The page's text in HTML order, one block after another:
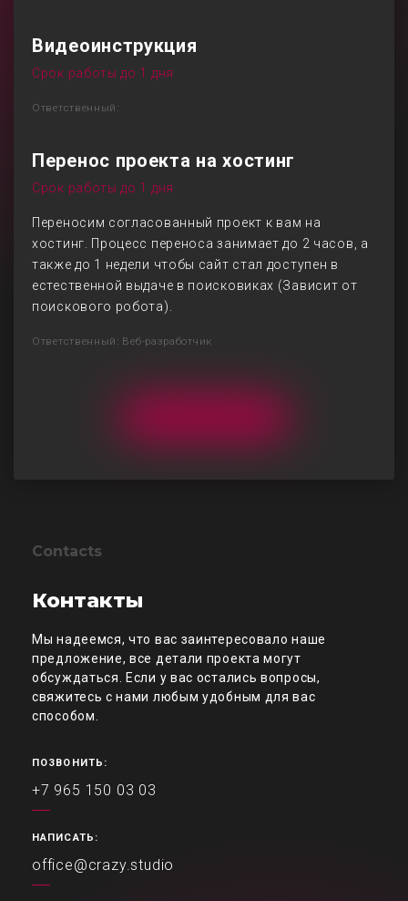
Видеоинструкция
Срок работы до 1 дня
Ответственный:
Перенос проекта на хостинг
Срок работы до 1 дня
Переносим согласованный проект к вам на
хостинг. Процесс переноса занимает до 2 часов, а
также до 1 недели чтобы сайт стал доступен в
естественной выдаче в поисковиках (Зависит от
поискового робота).
Ответственный: Веб-разработчик
Contacts
Контакты
Мы надеемся, что вас заинтересовало наше
предложение, все детали проекта могут
обсуждаться. Если у вас остались вопросы,
свяжитесь с нами любым удобным для вас
способом.
ПОЗВОНИТЬ:
+7 965 150 03 03
НАПИСАТЬ:
office@crazy.studio